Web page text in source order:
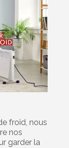
froid, nous
nos
garder la